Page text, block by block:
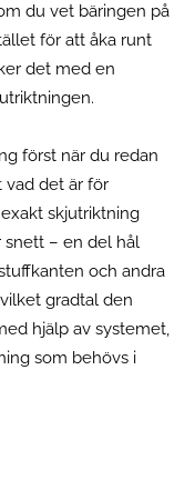
du vet bäringen på
för att åka runt
det med en
först när du redan
vad det är för
skjutriktning
snett – en del hål
och andra
gradtal den
hjälp av systemet,
som behövs i